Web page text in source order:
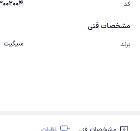
کد :
مشخصات فنی
برند سیگیت